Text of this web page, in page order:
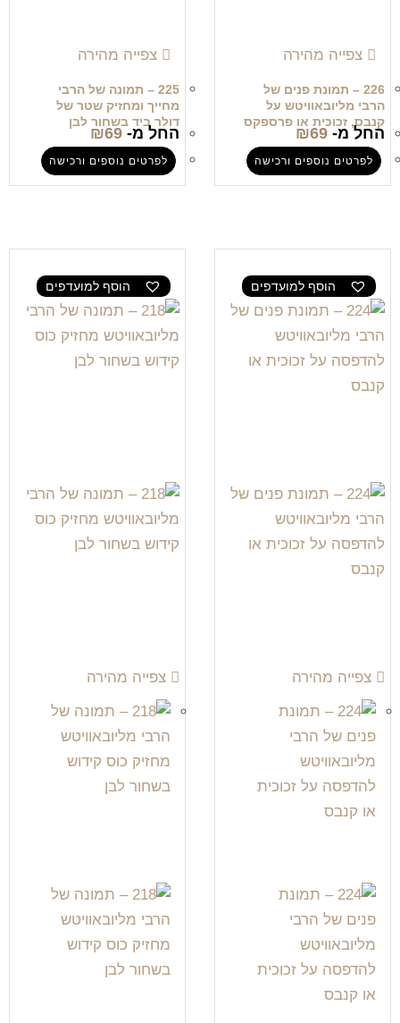
צפייה מהירה
226 – תמונת פנים של
הרבי מליובאוויטש על
קנבס, זכוכית או פרספקס
החל מ- ₪69
לפרטים נוספים ורכישה
צפייה מהירה
225 – תמונה של הרבי
מחייך ומחזיק שטר של
דולר ביד בשחור לבן
החל מ- ₪69
לפרטים נוספים ורכישה
הוסף למועדפים
צפייה מהירה
הוסף למועדפים
צפייה מהירה